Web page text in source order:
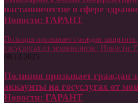
наставничестве в сфере
Новости: ГАРАНТ
Полиция призывает граждан защитить
госуслугах от мошенников |
08.12.2025
Полиция призывает граждан
аккаунты на госуслугах от
Новости: ГАРАНТ